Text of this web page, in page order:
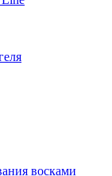
восками